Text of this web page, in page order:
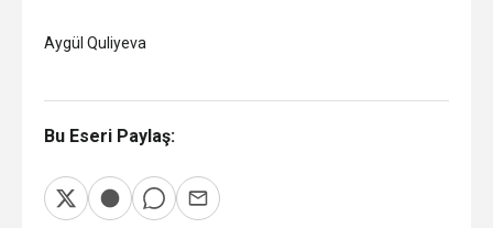
Aygül Quliyeva
Bu Eseri Paylaş: